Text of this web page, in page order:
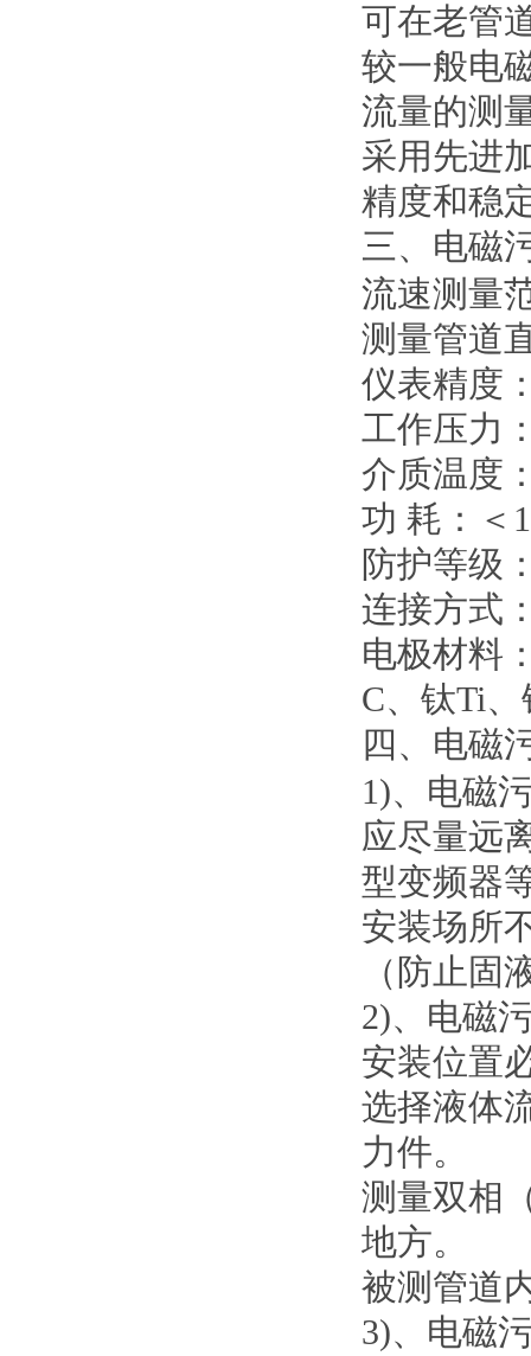
可在老管
较一般电
流量的测
采用先进
精度和稳
三、电磁
流速测量
测量管道
仪表精度
工作压力
介质温度
功 耗：＜
防护等级
连接方式
电极材料
C、钛Ti
四、电磁
1)、电磁
应尽量远
型变频器
安装场所
（防止
2)、电磁
安装位置
选择液体
力件。
测量双相
地方。
被测管道
3)、电磁